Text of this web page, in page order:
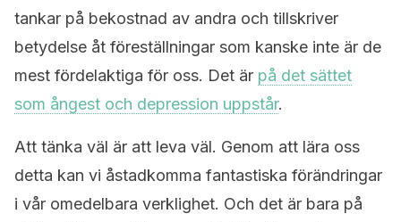
tankar på bekostnad av andra och tillskriver
betydelse åt föreställningar som kanske inte är de
mest fördelaktiga för oss. Det är på det sättet
som ångest och depression uppstår.
Att tänka väl är att leva väl. Genom att lära oss
detta kan vi åstadkomma fantastiska förändringar
i vår omedelbara verklighet. Och det är bara på